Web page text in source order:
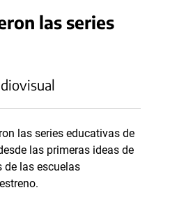
las series
las series educativas de
las primeras ideas de
de las escuelas